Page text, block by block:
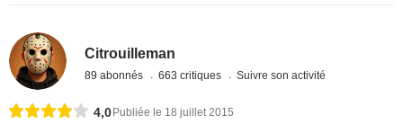
Citrouilleman
89 abonnés 663 critiques Suivre son activité
4,0 Publiée le 18 juillet 2015